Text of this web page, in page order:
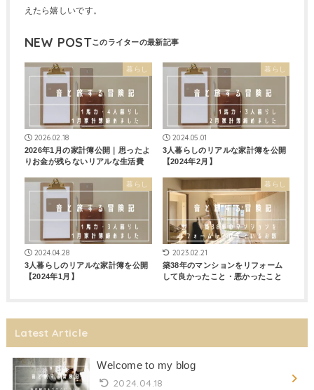
えたら嬉しいです。
NEW POST
暮らし
2026.02.18
2026年1月の家計簿公開｜思ったよ
りお金が残らないリアルな生活費
暮らし
2024.05.01
3人暮らしのリアルな家計簿を公開
【2024年2月】
暮らし
2024.04.28
3人暮らしのリアルな家計簿を公開
【2024年1月】
暮らし
2023.02.21
築38年のマンションをリフォーム
して良かったこと・悪かったこと
Latest Article
Welcome to my blog
2024.04.18